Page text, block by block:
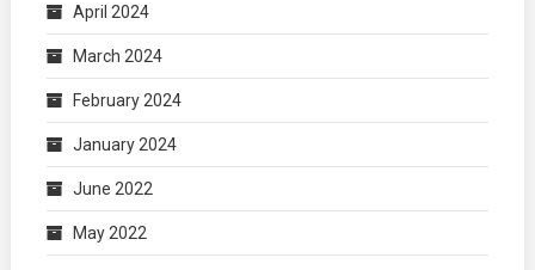
April 2024
March 2024
February 2024
January 2024
June 2022
May 2022